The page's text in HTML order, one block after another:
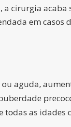
cirurgia
em casos
aguda,
as